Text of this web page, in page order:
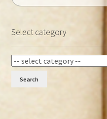
Select category
Search